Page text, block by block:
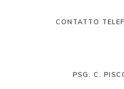
CONTATTO
PSG. C.